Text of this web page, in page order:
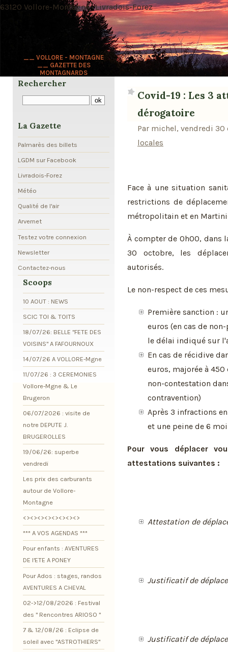
__ VOLLORE - MONTAGNE
__ GAZETTE DES
MONTAGNARDS
63120 Vollore-Montagne · Livradois-Forez
Covid-19 : Les 3
dérogatoire
Par michel, vendredi 30
locales
Face à une situation
restrictions de
métropolitain et en
À compter de 0h00, dans
30 octobre, les
autorisés.
Le non-respect de ces
Première sanction :
euros (en cas de
le délai indiqué sur
En cas de récidive
euros, majorée à
non-contestation
contravention)
Après 3 infractions
et une peine de 6
Pour vous déplacer
attestations suivantes :
Attestation de
Justificatif de
Justificatif de
Rechercher
La Gazette
Palmarès des billets
LGDM sur Facebook
Livradois-Forez
Météo
Qualité de l'air
Arvernet
Testez votre connexion
Newsletter
Contactez-nous
Scoops
10 AOUT : NEWS
SCIC TOI & TOITS
18/07/26: BELLE "FETE DES
VOISINS" A FAFOURNOUX
14/07/26 A VOLLORE-Mgne
11/07/26 : 3 CEREMONIES
Vollore-Mgne & Le
Brugeron
06/07/2026 : visite de
notre DEPUTE J.
BRUGEROLLES
19/06/26: superbe
vendredi
Les prix des carburants
autour de Vollore-
Montagne
<><><><><><><><>
*** A VOS AGENDAS ***
Pour enfants : AVENTURES
DE l'ETE A PONEY
Pour Ados : stages, randos
AVENTURES A CHEVAL
02->12/08/2026 : Festival
des " Rencontres ARIOSO "
7 & 12/08/26 : Eclipse de
soleil avec "ASTROTHIERS"